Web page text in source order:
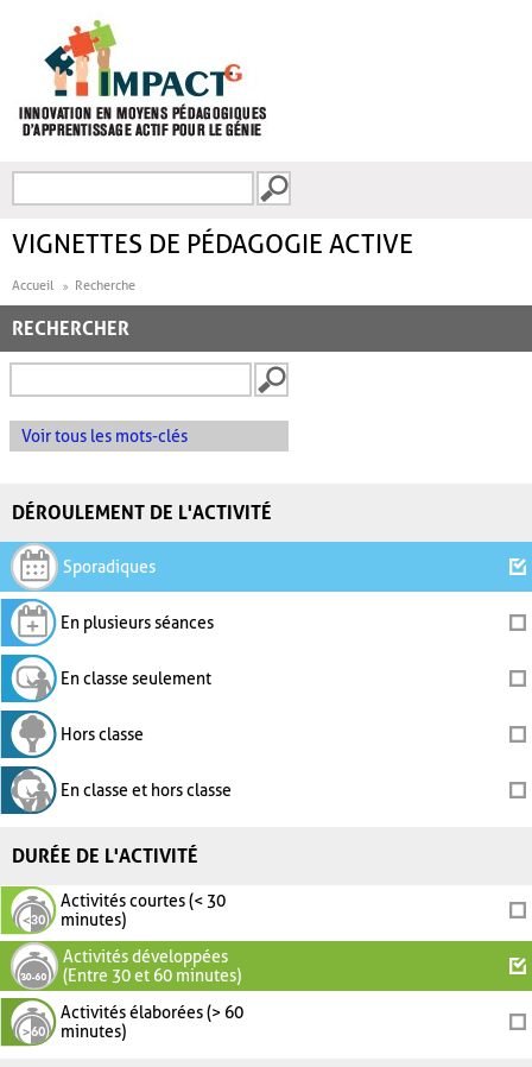
FORMULAIRE DE
VIGNETTES DE PÉDAGOGIE ACTIVE
Accueil Recherche
RECHERCHER
Voir tous les mots-clés
DÉROULEMENT DE L'ACTIVITÉ
Sporadiques
En plusieurs séances
En classe seulement
Hors classe
En classe et hors classe
DURÉE DE L'ACTIVITÉ
Activités courtes (< 30
minutes)
Activités développées
(Entre 30 et 60 minutes)
Activités élaborées (> 60
minutes)